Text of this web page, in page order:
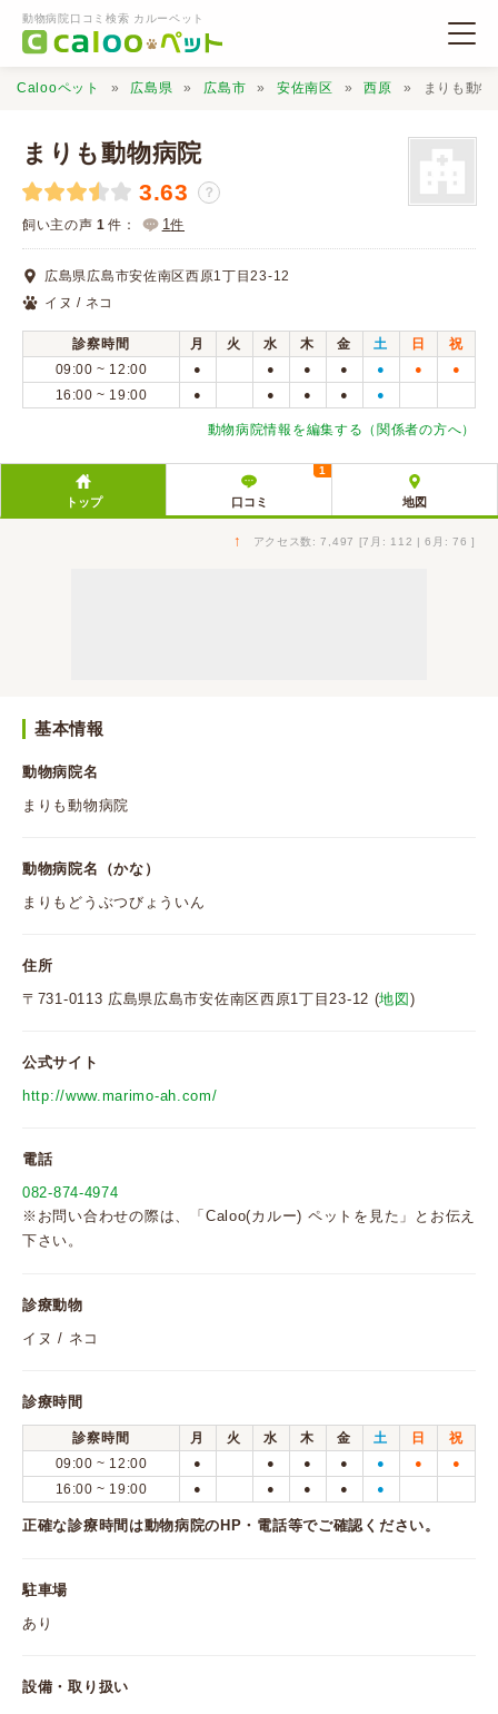
動物病院口コミ検索 カルーペット
動物病院検索
口コミ検索
Calooペットとは？
Calooペット 広島県 広島市 安佐南区 西原 まりも動物
まりも動物病院
3.63 ？
飼い主の声 1 件： 1件
広島県広島市安佐南区西原1丁目23-12
イヌ / ネコ
診察時間 月 火 水 木 金 土 日
祝
09:00 ~ 12:00
● ● ● ● ● ● ●
16:00 ~ 19:00 ● ● ● ● ●
動物病院情報を編集する（関係者の方へ）
トップ 口コミ
1
地図
↑ アクセス数: 7,497 [7月: 112 | 6月: 76 ]
基本情報
動物病院名
まりも動物病院
動物病院名（かな）
まりもどうぶつびょういん
住所
〒731-0113 広島県広島市安佐南区西原1丁目23-12 (地図 )
公式サイト
http://www.marimo-ah.com/
電話
082-874-4974
※お問い合わせの際は、「Caloo(カルー) ペットを見た」とお伝え
下さい。
診療動物
イヌ / ネコ
診療時間
診察時間 月 火 水 木 金 土 日
祝
09:00 ~ 12:00
● ● ● ● ● ● ●
16:00 ~ 19:00 ● ● ● ● ●
正確な診療時間は動物病院のHP・電話等でご確認ください。
駐車場
あり
設備・取り扱い